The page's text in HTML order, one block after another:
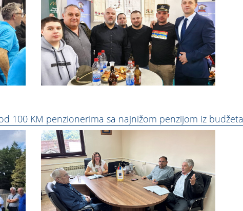
100 KM penzionerima sa najnižom penzijom iz